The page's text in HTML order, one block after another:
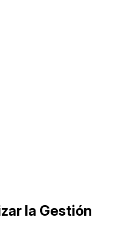
la Gestión